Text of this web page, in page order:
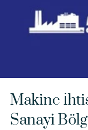
Makine
Sanayi